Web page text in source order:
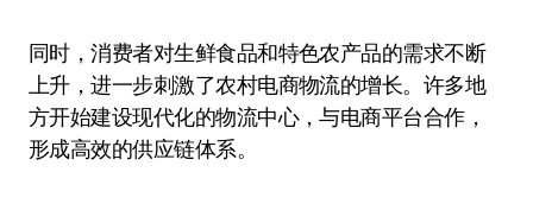
同时，消费者对生鲜食品和特色农产品的需求不断
上升，进一步刺激了农村电商物流的增长。许多地
方开始建设现代化的物流中心，与电商平台合作，
形成高效的供应链体系。